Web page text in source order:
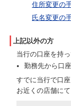
住所変更の
氏名変更の
上記以外の方
当行の口座を持
勤務先から口
すでに当行で口
お近くの店舗に